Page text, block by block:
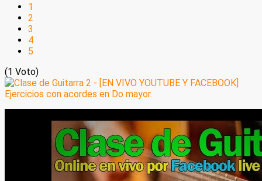
1
2
3
4
5
(1 Voto)